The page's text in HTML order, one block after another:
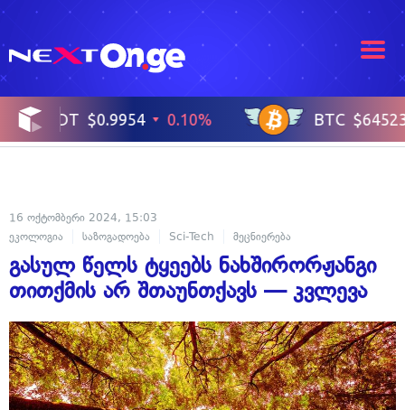
16 ოქტომბერი 2024, 15:03
ეკოლოგია
საზოგადოება Sci-Tech მეცნიერება
გასულ წელს ტყეებს ნახშირორჟანგი
თითქმის არ შთაუნთქავს — კვლევა